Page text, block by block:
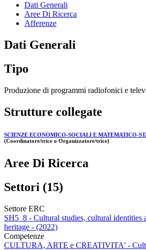
Dati Generali
Aree Di Ricerca
Afferenze
Dati Generali
Tipo
Produzione di programmi radiofonici e
Strutture collegate
SCIENZE ECONOMICO-SOCIALI E MATEMATICO-
(Coordinatore/trice o Organizzatore/trice)
Aree Di Ricerca
Settori (15)
Settore ERC
SH5_8 - Cultural studies, cultural identities
heritage - (2022)
Competenze
CULTURA, ARTE e CREATIVITA' -